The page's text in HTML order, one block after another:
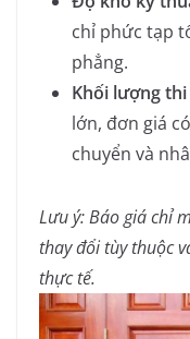
chỉ phức tạp
phẳng.
Khối lượng
lớn, đơn giá
chuyển và
Lưu ý: Báo giá chỉ
thay đổi tùy thuộc
thực tế.